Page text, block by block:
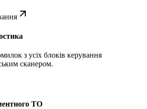
з усіх блоків керування
сканером.
ТО